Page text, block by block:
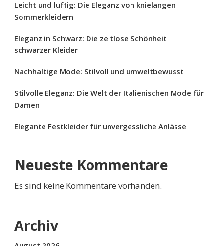
Leicht und luftig: Die Eleganz von knielangen
Sommerkleidern
Eleganz in Schwarz: Die zeitlose Schönheit
schwarzer Kleider
Nachhaltige Mode: Stilvoll und umweltbewusst
Stilvolle Eleganz: Die Welt der Italienischen Mode für
Damen
Elegante Festkleider für unvergessliche Anlässe
Neueste Kommentare
Es sind keine Kommentare vorhanden.
Archiv